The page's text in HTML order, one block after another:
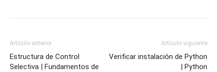
Artículo anterior
Estructura de Control
Selectiva | Fundamentos de
Artículo siguiente
Verificar instalación de Python
| Python